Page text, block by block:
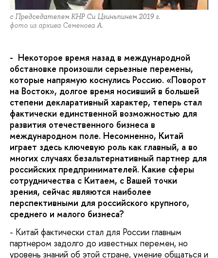
с Председателем КНР Си Цзиньпинем 2019 г.
фото из архива Семенова А.
- Некоторое время назад в международной
обстановке произошли серьезные перемены,
которые напрямую коснулись Россию. «Поворот
на Восток», долгое время носивший в большей
степени декларативный характер, теперь стал
фактически единственной возможностью для
развития отечественного бизнеса в
международном поле. Несомненно, Китай
играет здесь ключевую роль как главный, а во
многих случаях безальтернативный партнер для
российских предпринимателей. Какие сферы
сотрудничества с Китаем, с Вашей точки
зрения, сейчас являются наиболее
перспективными для российского крупного,
среднего и малого бизнеса?
- Китай фактически стал для России главным
партнером задолго до известных перемен, но
уровень знаний об этой стране, умение общаться и